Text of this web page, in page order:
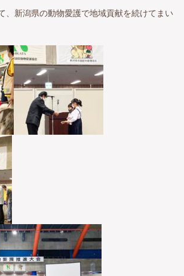
、新潟県の動物愛護で地域貢献を続けてまい